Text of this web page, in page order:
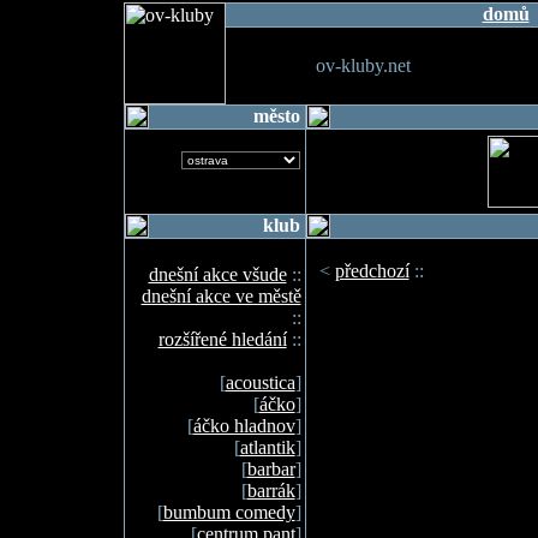
domů
ov-kluby.net
město
klub
dnešní akce všude::
dnešní akce ve městě
::
rozšířené hledání::
[acoustica]
[áčko]
[áčko hladnov]
[atlantik]
[barbar]
[barrák]
[bumbum comedy]
[centrum pant]
< předchozí::